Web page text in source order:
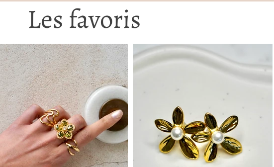
Les favoris